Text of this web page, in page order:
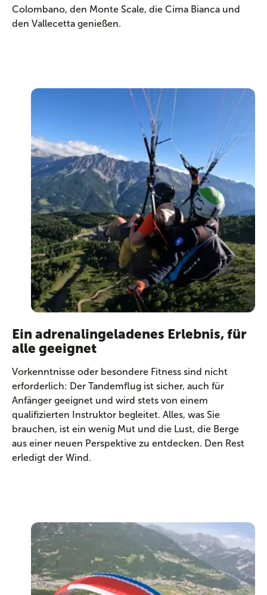
Colombano, den Monte Scale, die Cima Bianca und
den Vallecetta genießen.
Ein adrenalingeladenes Erlebnis, für
alle geeignet
Vorkenntnisse oder besondere Fitness sind nicht
erforderlich: Der Tandemflug ist sicher, auch für
Anfänger geeignet und wird stets von einem
qualifizierten Instruktor begleitet. Alles, was Sie
brauchen, ist ein wenig Mut und die Lust, die Berge
aus einer neuen Perspektive zu entdecken. Den Rest
erledigt der Wind.